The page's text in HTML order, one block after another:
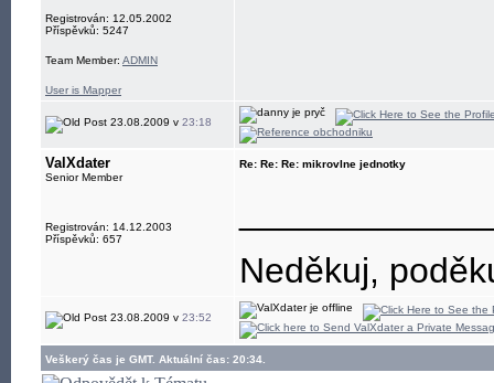
Registrován: 12.05.2002
Příspěvků: 5247
Team Member: ADMIN
User is Mapper
23.08.2009 v 23:18
ValXdater
Senior Member
Registrován: 14.12.2003
Příspěvků: 657
Re: Re: Re: mikrovlne jednotky
Neděkuj,
23.08.2009 v 23:52
Veškerý čas je GMT. Aktuální čas: 20:34.